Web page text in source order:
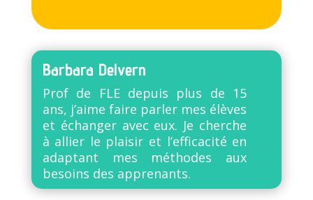
Barbara Delvern
Prof de FLE depuis plus de 15
ans, j’aime faire parler mes élèves
et échanger avec eux. Je cherche
à allier le plaisir et l’efficacité en
adaptant mes méthodes aux
besoins des apprenants.